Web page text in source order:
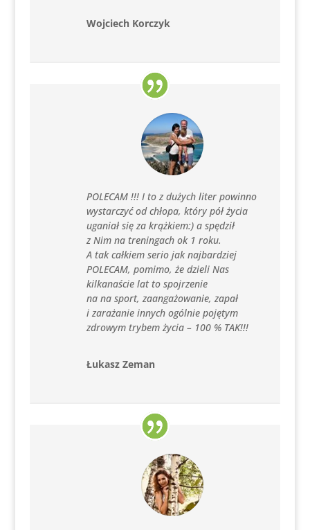
Wojciech Korczyk
POLECAM !!! I to z dużych liter powinno
wystarczyć od chłopa, który pół życia
uganiał się za krążkiem:) a spędził
z Nim na treningach ok 1 roku.
A tak całkiem serio jak najbardziej
POLECAM, pomimo, że dzieli Nas
kilkanaście lat to spojrzenie
na na sport, zaangażowanie, zapał
i zarażanie innych ogólnie pojętym
zdrowym trybem życia – 100 % TAK!!!
Łukasz Zeman